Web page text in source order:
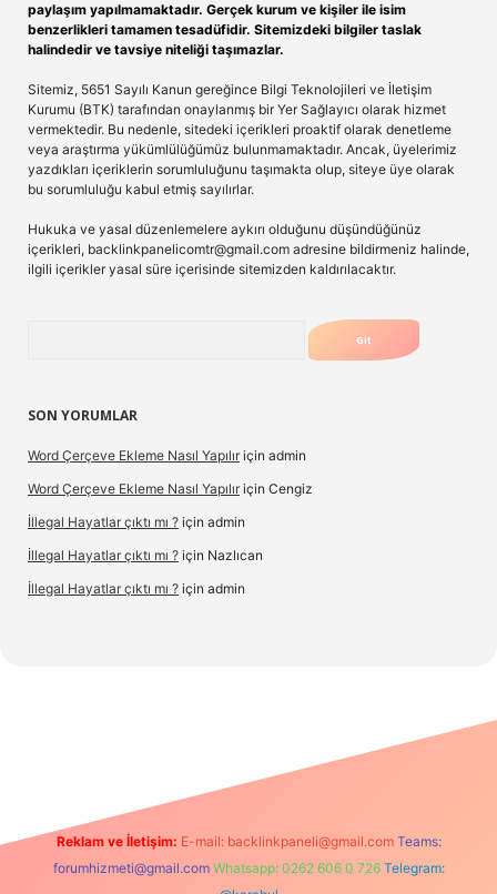
paylaşım yapılmamaktadır. Gerçek kurum ve kişiler ile isim
benzerlikleri tamamen tesadüfidir. Sitemizdeki bilgiler taslak
halindedir ve tavsiye niteliği taşımazlar.
Sitemiz, 5651 Sayılı Kanun gereğince Bilgi Teknolojileri ve İletişim
Kurumu (BTK) tarafından onaylanmış bir Yer Sağlayıcı olarak hizmet
vermektedir. Bu nedenle, sitedeki içerikleri proaktif olarak denetleme
veya araştırma yükümlülüğümüz bulunmamaktadır. Ancak, üyelerimiz
yazdıkları içeriklerin sorumluluğunu taşımakta olup, siteye üye olarak
bu sorumluluğu kabul etmiş sayılırlar.
Hukuka ve yasal düzenlemelere aykırı olduğunu düşündüğünüz
içerikleri, backlinkpanelicomtr@gmail.com adresine bildirmeniz halinde,
ilgili içerikler yasal süre içerisinde sitemizden kaldırılacaktır.
SON YORUMLAR
Word Çerçeve Ekleme Nasıl Yapılır için admin
Word Çerçeve Ekleme Nasıl Yapılır için Cengiz
İllegal Hayatlar çıktı mı ? için admin
İllegal Hayatlar çıktı mı ? için Nazlıcan
İllegal Hayatlar çıktı mı ? için admin
Reklam ve İletişim: E-mail: backlinkpaneli@gmail.com Teams:
forumhizmeti@gmail.com Whatsapp: 0262 606 0 726 Telegram: